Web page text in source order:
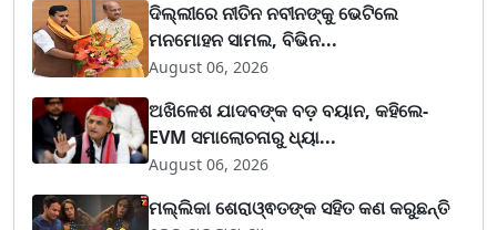
ଦିଲ୍ଲୀରେ ନୀତିନ ନବୀନଙ୍କୁ ଭେଟିଲେ
ମନମୋହନ ସାମଲ, ବିଭିନ...
August 06, 2026
ଅଖିଳେଶ ଯାଦବଙ୍କ ବଡ଼ ବୟାନ, କହିଲେ-
EVM ସମାଲୋଚନାରୁ ଧ୍ୟା...
August 06, 2026
ମଲ୍ଲିକା ଶେରାଓ୍ଵତଙ୍କ ସହିତ କଣ କରୁଛନ୍ତି